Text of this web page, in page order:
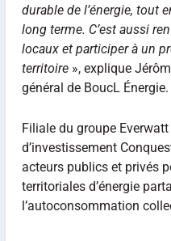
durable de l’énergie, tout
long terme. C’est aussi
locaux et participer à un
territoire», explique
général de BoucL Énergie.
Filiale du groupe
d’investissement
acteurs publics et privés
territoriales d’énergie
l’autoconsommation